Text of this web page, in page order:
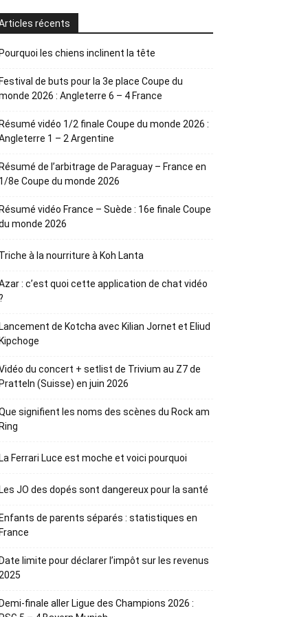
récents
Pourquoi les chiens inclinent la tête
Festival de buts pour la 3e place Coupe du
2026 : Angleterre 6 – 4 France
Résumé vidéo 1/2 finale Coupe du monde 2026 :
1 – 2 Argentine
Résumé de l’arbitrage de Paraguay – France en
1/8e Coupe du monde 2026
Résumé vidéo France – Suède : 16e finale Coupe
monde 2026
Triche à la nourriture à Koh Lanta
: c’est quoi cette application de chat vidéo
Lancement de Kotcha avec Kilian Jornet et Eliud
Kipchoge
du concert + setlist de Trivium au Z7 de
Pratteln (Suisse) en juin 2026
signifient les noms des scènes du Rock am
Ring
La Ferrari Luce est moche et voici pourquoi
Les JO des dopés sont dangereux pour la santé
Enfants de parents séparés : statistiques en
France
Date limite pour déclarer l’impôt sur les revenus
2025
Demi-finale aller Ligue des Champions 2026 :